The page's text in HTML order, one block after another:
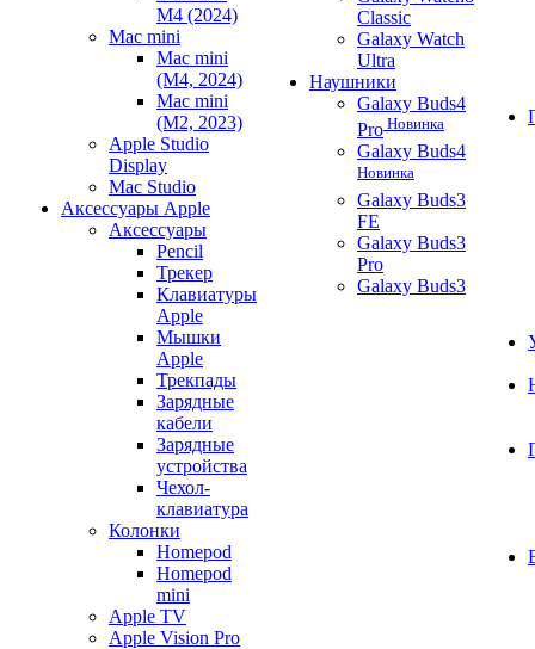
M4 (2024)
Mac mini
Mac mini
(M4, 2024)
Mac mini
(M2, 2023)
Apple Studio
Display
Mac Studio
Аксессуары Apple
Аксессуары
Pencil
Трекер
Клавиатуры
Apple
Мышки
Apple
Трекпады
Зарядные
кабели
Зарядные
устройства
Чехол-
клавиатура
Колонки
Homepod
Homepod
mini
Apple TV
Apple Vision Pro
Classic
Galaxy Watch
Ultra
Наушники
Galaxy Buds4
Pro Новинка
Galaxy Buds4
Новинка
Galaxy Buds3
FE
Galaxy Buds3
Pro
Galaxy Buds3